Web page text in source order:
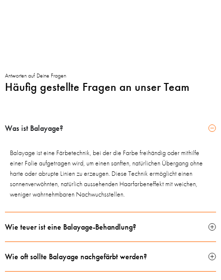
Antworten auf Deine Fragen
Häufig gestellte Fragen an unser Team
Was ist Balayage?
Balayage ist eine Färbetechnik, bei der die Farbe freihändig oder mithilfe
einer Folie aufgetragen wird, um einen sanften, natürlichen Übergang ohne
harte oder abrupte Linien zu erzeugen. Diese Technik ermöglicht einen
sonnenverwöhnten, natürlich aussehenden Haarfarbeneffekt mit weichen,
weniger wahrnehmbaren Nachwuchsstellen.
Wie teuer ist eine Balayage-Behandlung?
Wie oft sollte Balayage nachgefärbt werden?